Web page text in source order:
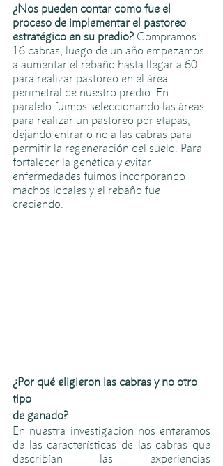
¿Nos pueden contar como fue el
proceso de implementar el pastoreo
estratégico en su predio? Compramos
16 cabras, luego de un año empezamos
a aumentar el rebaño hasta llegar a 60
para realizar pastoreo en el área
perimetral de nuestro predio. En
paralelo fuimos seleccionando las áreas
para realizar un pastoreo por etapas,
dejando entrar o no a las cabras para
permitir la regeneración del suelo. Para
fortalecer la genética y evitar
enfermedades fuimos incorporando
machos locales y el rebaño fue
creciendo.
¿Por qué eligieron las cabras y no otro
tipo
de ganado?
En nuestra investigación nos enteramos
de las características de las cabras que
describían las experiencias